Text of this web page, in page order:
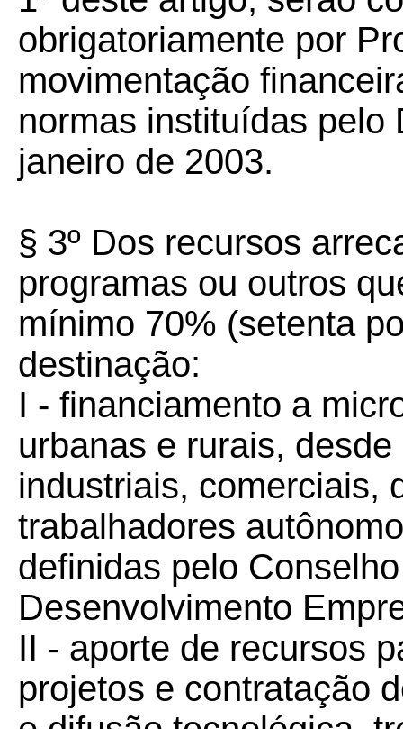
obrigatoriamente por
movimentação
normas instituídas pelo
janeiro de 2003.
§ 3º Dos recursos
programas ou outros
mínimo 70% (setenta
destinação:
I - financiamento a
urbanas e rurais,
industriais, comerciais,
trabalhadores
definidas pelo
Desenvolvimento
II - aporte de recursos
projetos e contratação